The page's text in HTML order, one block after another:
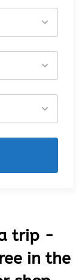
trip -
in the